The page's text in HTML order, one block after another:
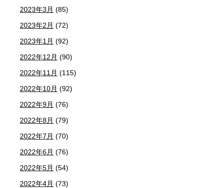
2023年3月 (85)
2023年2月 (72)
2023年1月 (92)
2022年12月 (90)
2022年11月 (115)
2022年10月 (92)
2022年9月 (76)
2022年8月 (79)
2022年7月 (70)
2022年6月 (76)
2022年5月 (54)
2022年4月 (73)